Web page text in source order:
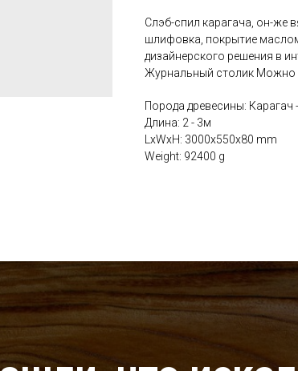
Слэб-спил карагача, он-же
шлифовка, покрытие
дизайнерского решения в
Журнальный столик Можно
Порода древесины: Карагач
Длина: 2 - 3м
LxWxH: 3000x550x80 mm
Weight: 92400 g